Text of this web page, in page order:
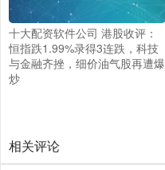
十大配资软件公司 港股收评：
恒指跌1.99%录得3连跌，科技
与金融齐挫，细价油气股再遭爆
炒
相关评论